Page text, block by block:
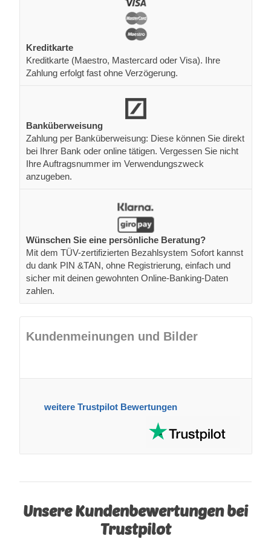
Kreditkarte
Kreditkarte (Maestro, Mastercard oder Visa). Ihre
Zahlung erfolgt fast ohne Verzögerung.
Banküberweisung
Zahlung per Banküberweisung: Diese können Sie direkt
bei Ihrer Bank oder online tätigen. Vergessen Sie nicht
Ihre Auftragsnummer im Verwendungszweck
anzugeben.
Wünschen Sie eine persönliche Beratung?
Mit dem TÜV-zertifizierten Bezahlsystem Sofort kannst
du dank PIN &TAN, ohne Registrierung, einfach und
sicher mit deinen gewohnten Online-Banking-Daten
zahlen.
Kundenmeinungen und Bilder
weitere Trustpilot Bewertungen
Unsere Kundenbewertungen bei
Trustpilot